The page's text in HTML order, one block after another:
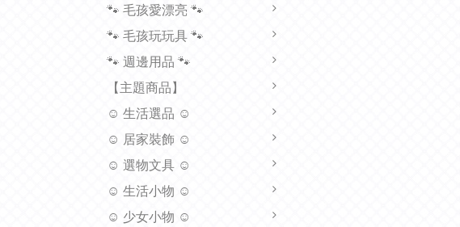
🐾 毛孩愛漂亮 🐾
🐾 毛孩玩玩具 🐾
🐾 週邊用品 🐾
【主題商品】
☺ 生活選品 ☺
☺ 居家裝飾 ☺
☺ 選物文具 ☺
☺ 生活小物 ☺
☺ 少女小物 ☺